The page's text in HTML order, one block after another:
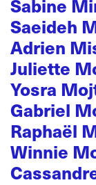
Sabine
Saeideh
Adrien
Juliette
Yosra
Gabriel
Raphaël
Winnie